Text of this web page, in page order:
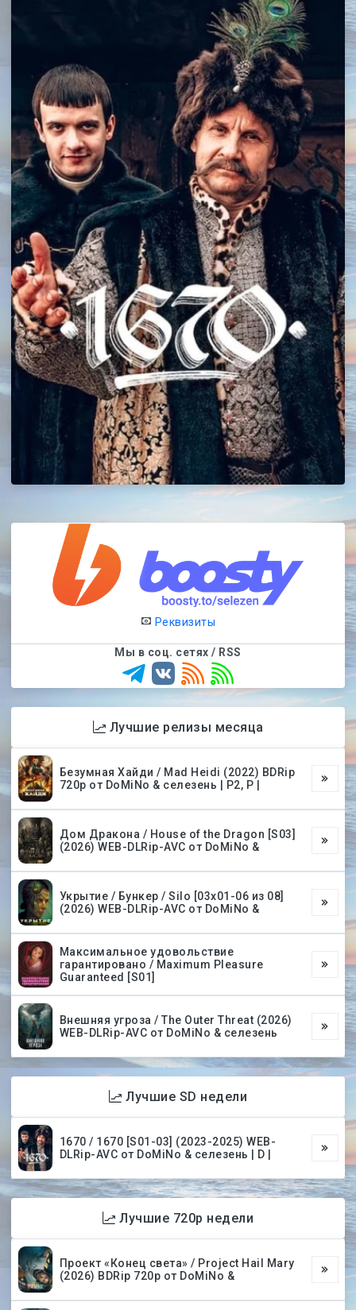
Реквизиты
Мы в соц. сетях / RSS
Лучшие релизы месяца
Безумная Хайди / Mad Heidi (2022) BDRip
720p от DoMiNo & селезень | P2, P |
Дом Дракона / House of the Dragon [S03]
(2026) WEB-DLRip-AVC от DoMiNo &
Укрытие / Бункер / Silo [03х01-06 из 08]
(2026) WEB-DLRip-AVC от DoMiNo &
Максимальное удовольствие
гарантировано / Maximum Pleasure
Guaranteed [S01]
Внешняя угроза / The Outer Threat (2026)
WEB-DLRip-AVC от DoMiNo & селезень
Лучшие SD недели
1670 / 1670 [S01-03] (2023-2025) WEB-
DLRip-AVC от DoMiNo & селезень | D |
Лучшие 720p недели
Проект «Конец света» / Project Hail Mary
(2026) BDRip 720p от DoMiNo &